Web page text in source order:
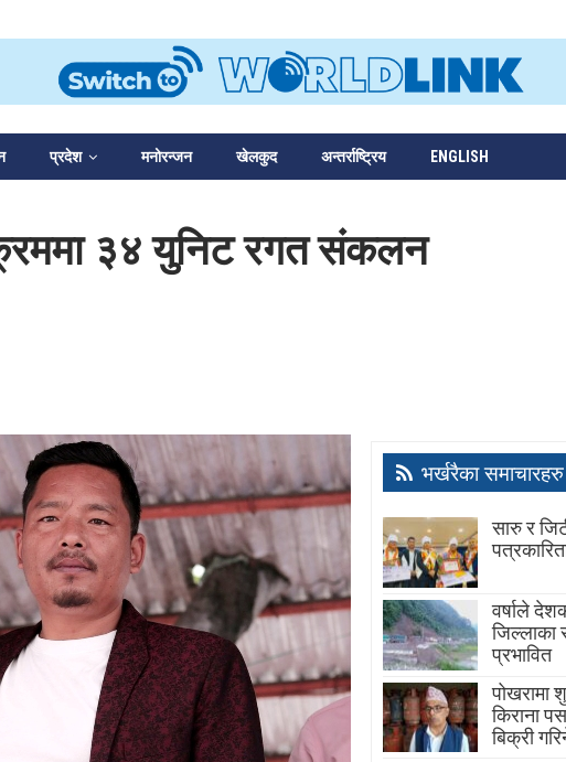
प्रदेश मनोरन्जन खेलकुद अन्तर्राष्ट्रिय ENGLISH
३४ युनिट रगत संकलन
भर्खरैका समाचारहरु
सारु र
वर्षाले
प्रभावित
पोखरामा
किराना
बिक्री